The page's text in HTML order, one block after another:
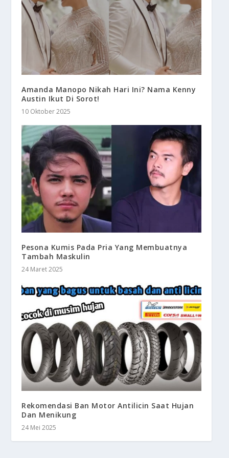
Amanda Manopo Nikah Hari Ini? Nama Kenny
Austin Ikut Di Sorot!
10 Oktober 2025
Pesona Kumis Pada Pria Yang Membuatnya
Tambah Maskulin
24 Maret 2025
Rekomendasi Ban Motor Antilicin Saat Hujan
Dan Menikung
24 Mei 2025